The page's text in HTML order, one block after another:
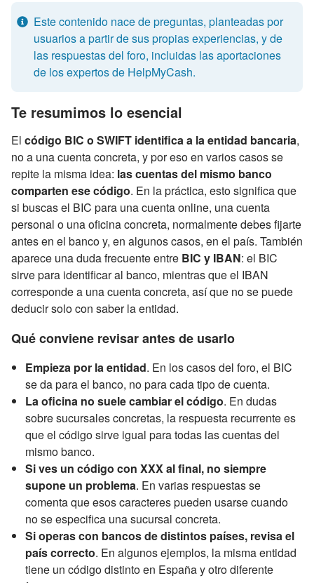
Este contenido nace de preguntas, planteadas por
usuarios a partir de sus propias experiencias, y de
las respuestas del foro, incluidas las aportaciones
de los expertos de HelpMyCash.
Te resumimos lo esencial
El código BIC o SWIFT identifica a la entidad bancaria,
no a una cuenta concreta, y por eso en varios casos se
repite la misma idea: las cuentas del mismo banco
comparten ese código. En la práctica, esto significa que
si buscas el BIC para una cuenta online, una cuenta
personal o una oficina concreta, normalmente debes fijarte
antes en el banco y, en algunos casos, en el país. También
aparece una duda frecuente entre BIC y IBAN: el BIC
sirve para identificar al banco, mientras que el IBAN
corresponde a una cuenta concreta, así que no se puede
deducir solo con saber la entidad.
Qué conviene revisar antes de usarlo
Empieza por la entidad. En los casos del foro, el BIC
se da para el banco, no para cada tipo de cuenta.
La oficina no suele cambiar el código. En dudas
sobre sucursales concretas, la respuesta recurrente es
que el código sirve igual para todas las cuentas del
mismo banco.
Si ves un código con XXX al final, no siempre
supone un problema. En varias respuestas se
comenta que esos caracteres pueden usarse cuando
no se especifica una sucursal concreta.
Si operas con bancos de distintos países, revisa el
país correcto. En algunos ejemplos, la misma entidad
tiene un código distinto en España y otro diferente